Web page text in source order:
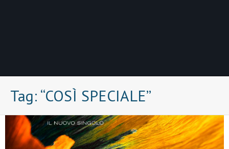
Tag: “COSÌ SPECIALE”